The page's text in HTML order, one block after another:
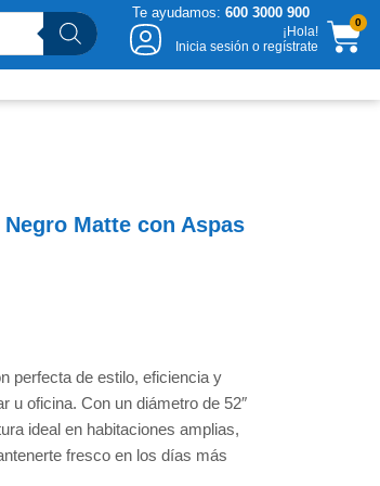
Te ayudamos: 600 3000 900
¡Hola!
Inicia sesión o regístrate
0
Matte con Aspas
perfecta de estilo, eficiencia y
u oficina. Con un diámetro de 52″
ideal en habitaciones amplias,
fresco en los días más